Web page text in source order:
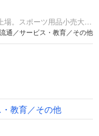
ます。
場。スポーツ用品小売大
常利益3.8億円、当期純利益
EC強化、人事戦略
通／サービス・教育／その他
教育／その他